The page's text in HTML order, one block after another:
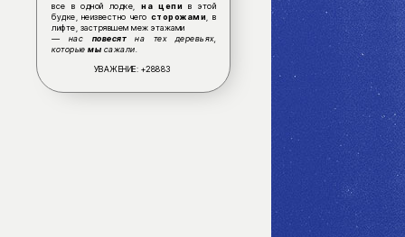
все в одной лодке,на цепи
в этой
будке, неизвестно чего сторожами
, в
лифте, застрявшем меж этажами
— нас повесят на тех деревьях,
которые мы сажали.
УВАЖЕНИЕ: +28883